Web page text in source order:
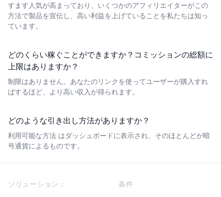
すます人気が高まっており、いくつかのアフィリエイターがこの
方法で製品を宣伝し、高い利益を上げていることを私たちは知っ
ています。
どのくらい稼ぐことができますか？コミッションの総額に
上限はありますか？
制限はありません。あなたのリンクを使ってユーザーが購入すれ
ばするほど、より高い収入が得られます。
どのような引き出し方法がありますか？
利用可能な方法 はダッシュボードに表示され、そのほとんどが暗
号通貨によるものです。
ソリューション： 条件